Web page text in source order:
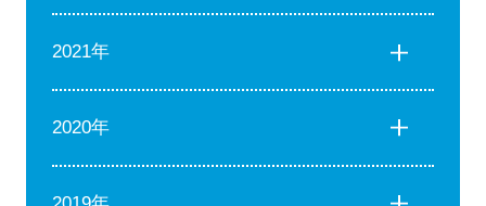
2021年
2020年